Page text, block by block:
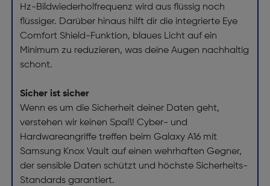
Hz-Bildwiederholfrequenz wird aus flüssig noch
flüssiger. Darüber hinaus hilft dir die integrierte Eye
Comfort Shield-Funktion, blaues Licht auf ein
Minimum zu reduzieren, was deine Augen nachhaltig
schont.
Sicher ist sicher
Wenn es um die Sicherheit deiner Daten geht,
verstehen wir keinen Spaß! Cyber- und
Hardwareangriffe treffen beim Galaxy A16 mit
Samsung Knox Vault auf einen wehrhaften Gegner,
der sensible Daten schützt und höchste Sicherheits-
Standards garantiert.